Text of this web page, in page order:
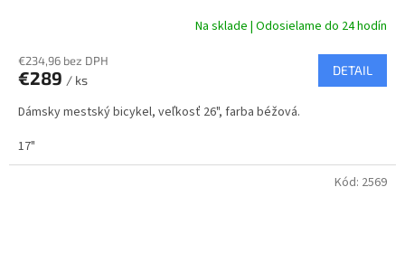
A
R
M
Na sklade | Odosielame do 24 hodín
€234,96 bez DPH
€289 / ks
DETAIL
Dámsky mestský bicykel, veľkosť 26", farba béžová.
17"
Kód: 2569